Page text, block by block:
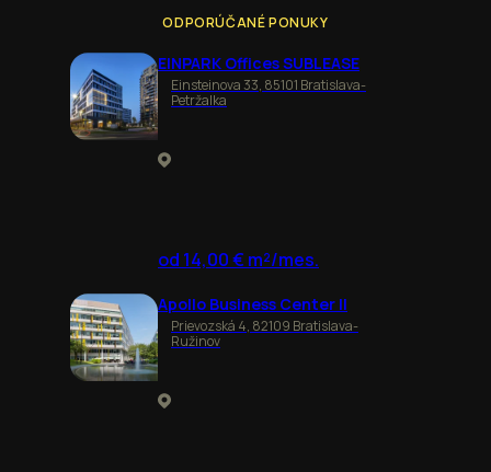
ODPORÚČANÉ PONUKY
EINPARK Offices SUBLEASE
Einsteinova 33, 85101 Bratislava-
Petržalka
od 14,00 € m²/mes.
Apollo Business Center II
Prievozská 4, 82109 Bratislava-
Ružinov